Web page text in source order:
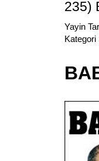
235)
Yayin
Kategori